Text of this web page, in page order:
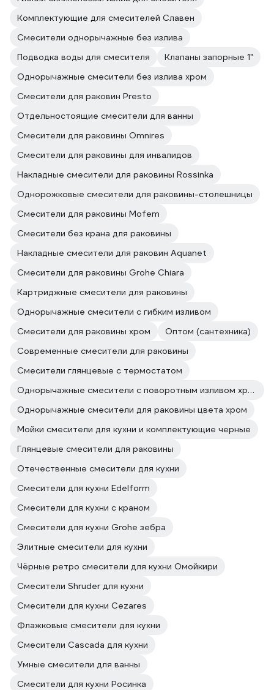
Комплектующие для смесителей Славен
Смесители однорычажные без излива
Подводка воды для смесителя
Клапаны запорные 1"
Однорычажные смесители без излива хром
Смесители для раковин Presto
Отдельностоящие смесители для ванны
Смесители для раковины Omnires
Смесители для раковины для инвалидов
Накладные смесители для раковины Rossinka
Однорожковые смесители для раковины-столешницы
Смесители для раковины Mofem
Смесители без крана для раковины
Накладные смесители для раковин Aquanet
Смесители для раковины Grohe Chiara
Картриджные смесители для раковины
Однорычажные смесители с гибким изливом
Смесители для раковины хром
Оптом (сантехника)
Современные смесители для раковины
Смесители глянцевые с термостатом
Однорычажные смесители с поворотным изливом хром
Однорычажные смесители для раковины цвета хром
Мойки смесители для кухни и комплектующие черные
Глянцевые смесители для раковины
Отечественные смесители для кухни
Смесители для кухни Edelform
Смесители для кухни с краном
Смесители для кухни Grohe зебра
Элитные смесители для кухни
Чёрные ретро смесители для кухни Омойкири
Смесители Shruder для кухни
Смесители для кухни Cezares
Флажковые смесители для кухни
Смесители Cascada для кухни
Умные смесители для ванны
Смесители для кухни Росинка